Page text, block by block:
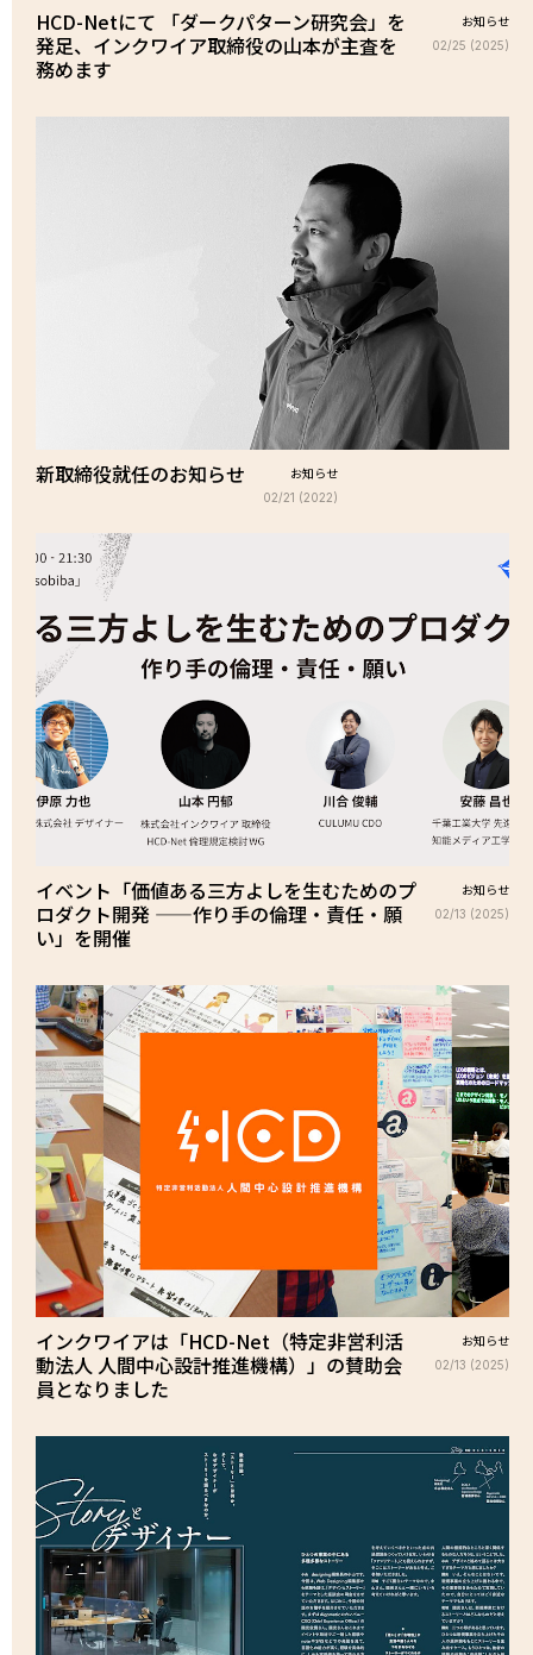
HCD-Netにて 「ダークパターン研究会」を
発足、インクワイア取締役の山本が主査を
務めます
お知らせ
02/25 (2025)
新取締役就任のお知らせ お知らせ
02/21 (2022)
イベント「価値ある三方よしを生むためのプ
ロダクト開発 ——作り手の倫理・責任・願
い」を開催
お知らせ
02/13 (2025)
インクワイアは「HCD-Net（特定非営利活
動法人 人間中心設計推進機構）」の賛助会
員となりました
お知らせ
02/13 (2025)